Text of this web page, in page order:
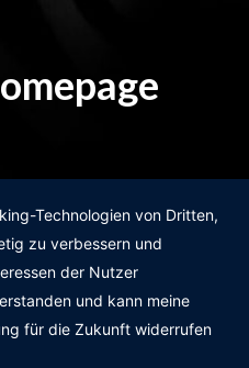
Technologien von Dritten,
zu verbessern und
der Nutzer
und kann meine
für die Zukunft widerrufen